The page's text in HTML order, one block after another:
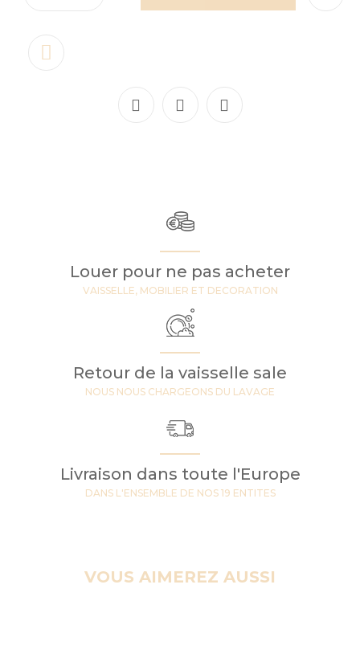
Louer pour ne pas acheter
VAISSELLE, MOBILIER ET DECORATION
Retour de la vaisselle sale
NOUS NOUS CHARGEONS DU LAVAGE
Livraison dans toute l'Europe
DANS L'ENSEMBLE DE NOS 19 ENTITES
VOUS AIMEREZ AUSSI